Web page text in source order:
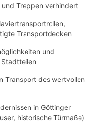
und Treppen verhindert
Transportdecken
und
Transport des wertvollen
in Göttinger
historische Türmaße)